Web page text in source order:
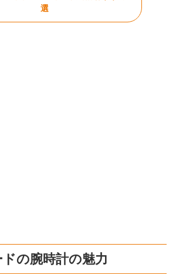
選
の腕時計の魅力